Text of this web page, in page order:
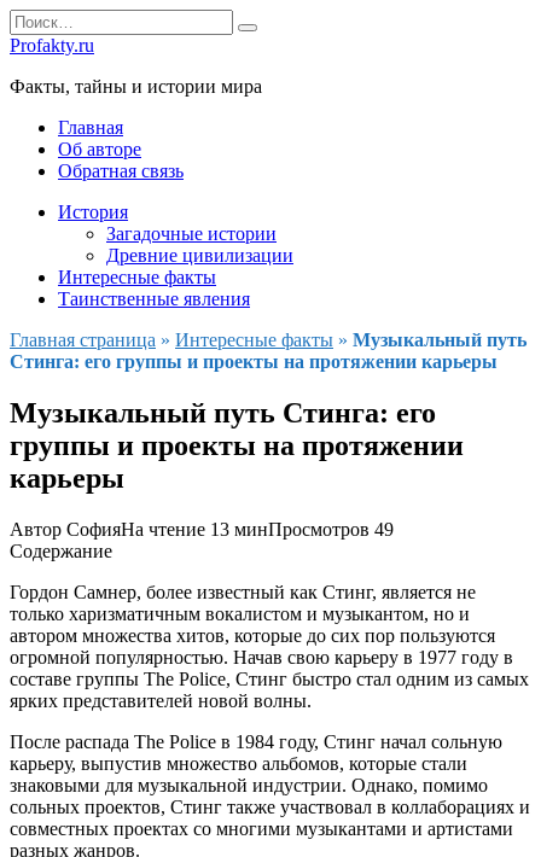
Перейти
к
содержанию
Search
for:
Profakty.ru
Факты, тайны и истории мира
Главная
Об авторе
Обратная связь
История
Загадочные истории
Древние цивилизации
Интересные факты
Таинственные явления
Главная страница » Интересные факты » Музыкальный путь
Стинга: его группы и проекты на протяжении карьеры
Музыкальный путь Стинга: его
группы и проекты на протяжении
карьеры
Автор СофияНа чтение 13 минПросмотров 49
Содержание
Гордон Самнер, более известный как Стинг, является не
только харизматичным вокалистом и музыкантом, но и
автором множества хитов, которые до сих пор пользуются
огромной популярностью. Начав свою карьеру в 1977 году в
составе группы The Police, Стинг быстро стал одним из самых
ярких представителей новой волны.
После распада The Police в 1984 году, Стинг начал сольную
карьеру, выпустив множество альбомов, которые стали
знаковыми для музыкальной индустрии. Однако, помимо
сольных проектов, Стинг также участвовал в коллаборациях и
совместных проектах со многими музыкантами и артистами
разных жанров.